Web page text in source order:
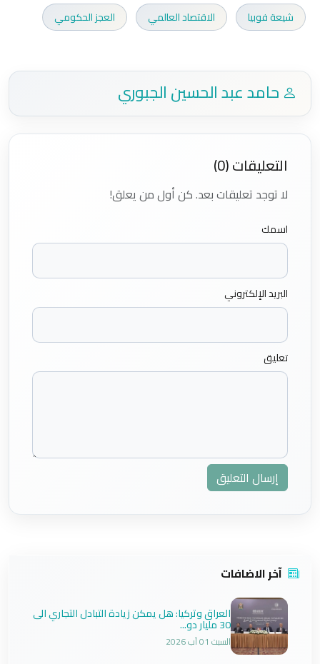
شيعة فوبيا الاقتصاد العالمي العجز الحكومي
حامد عبد الحسين الجبوري
التعليقات (0)
لا توجد تعليقات بعد. كن أول من يعلق!
اسمك
البريد الإلكتروني
تعليق
إرسال التعليق
آخر الاضافات
العراق وتركيا: هل يمكن زيادة التبادل التجاري الى
30 مليار دو...
السبت 01 آب 2026